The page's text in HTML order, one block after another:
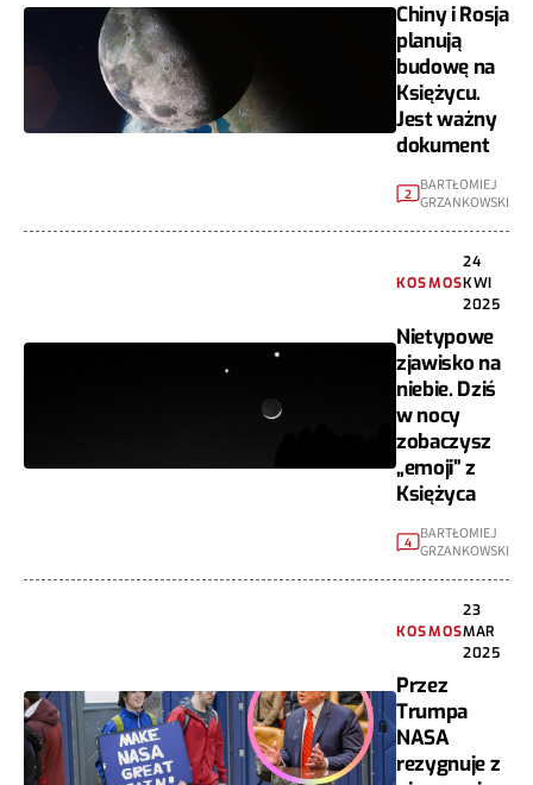
Chiny i Rosja
planują
budowę na
Księżycu.
Jest ważny
dokument
2
BARTŁOMIEJ
GRZANKOWSKI
KOSMOS
24
KWI
2025
Nietypowe
zjawisko na
niebie. Dziś
w nocy
zobaczysz
„emoji” z
Księżyca
4
BARTŁOMIEJ
GRZANKOWSKI
KOSMOS
23
MAR
2025
Przez
Trumpa
NASA
rezygnuje z